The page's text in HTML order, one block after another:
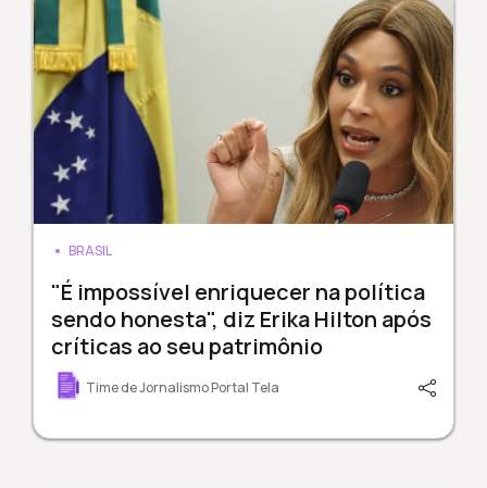
BRASIL
"É impossível enriquecer na política
sendo honesta", diz Erika Hilton após
críticas ao seu patrimônio
Time de Jornalismo Portal Tela